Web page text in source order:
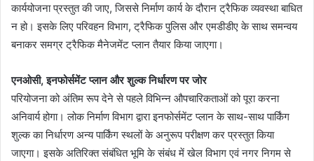
कार्ययोजना प्रस्तुत की जाए, जिससे निर्माण कार्य के दौरान ट्रैफिक व्यवस्था बाधित
न हो। इसके लिए परिवहन विभाग, ट्रैफिक पुलिस और एमडीडीए के साथ समन्वय
बनाकर समग्र ट्रैफिक मैनेजमेंट प्लान तैयार किया जाएगा।
एनओसी, इनफोर्समेंट प्लान और शुल्क निर्धारण पर जोर
परियोजना को अंतिम रूप देने से पहले विभिन्न औपचारिकताओं को पूरा करना
अनिवार्य होगा। लोक निर्माण विभाग द्वारा इनफोर्समेंट प्लान के साथ-साथ पार्किंग
शुल्क का निर्धारण अन्य पार्किंग स्थलों के अनुरूप परीक्षण कर प्रस्तुत किया
जाएगा। इसके अतिरिक्त संबंधित भूमि के संबंध में खेल विभाग एवं नगर निगम से